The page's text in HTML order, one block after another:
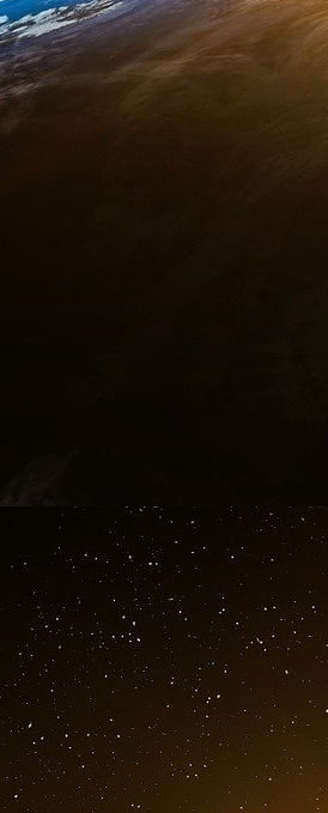
Dette au sens de
Qui détient la dette publique
À la différence des
Pour financer la dette
marchés financiers sur
titres sont émis par
les Obligations
financement à long
1985, les Bons du Trésor
plus sur le marché depuis
Les non-résidents sont
Qui détient la dette de l’état
Selon les chiffres publiés